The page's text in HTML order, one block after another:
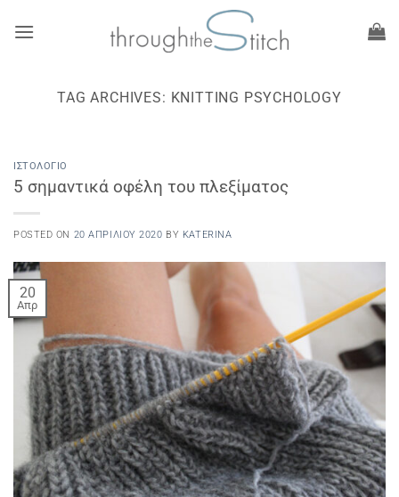
στο
TAG ARCHIVES: KNITTING PSYCHOLOGY
ΙΣΤΟΛΌΓΙΟ
5 σημαντικά οφέλη του πλεξίματος
POSTED ON 20 ΑΠΡΙΛΊΟΥ 2020 BY KATERINA
20
Απρ